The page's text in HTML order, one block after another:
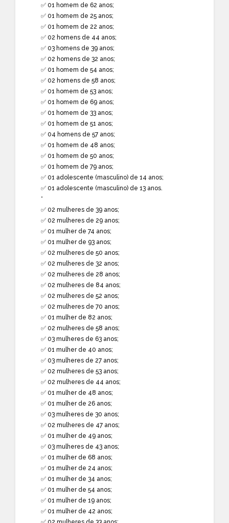
✅ 01 homem de 62 anos;
✅ 01 homem de 25 anos;
✅ 01 homem de 22 anos;
✅ 02 homens de 44 anos;
✅ 03 homens de 39 anos;
✅ 02 homens de 32 anos;
✅ 01 homem de 54 anos;
✅ 02 homens de 58 anos;
✅ 01 homem de 53 anos;
✅ 01 homem de 69 anos;
✅ 01 homem de 33 anos;
✅ 01 homem de 51 anos;
✅ 04 homens de 57 anos;
✅ 01 homem de 48 anos;
✅ 01 homem de 50 anos;
✅ 01 homem de 79 anos;
✅ 01 adolescente (masculino) de 14 anos;
✅ 01 adolescente (masculino) de 13 anos.
*
✅ 02 mulheres de 39 anos;
✅ 02 mulheres de 29 anos;
✅ 01 mulher de 74 anos;
✅ 01 mulher de 93 anos;
✅ 02 mulheres de 50 anos;
✅ 02 mulheres de 32 anos;
✅ 02 mulheres de 28 anos;
✅ 02 mulheres de 84 anos;
✅ 02 mulheres de 52 anos;
✅ 02 mulheres de 70 anos;
✅ 01 mulher de 82 anos;
✅ 02 mulheres de 58 anos;
✅ 03 mulheres de 63 anos;
✅ 01 mulher de 40 anos;
✅ 03 mulheres de 27 anos;
✅ 02 mulheres de 53 anos;
✅ 02 mulheres de 44 anos;
✅ 01 mulher de 48 anos;
✅ 01 mulher de 26 anos;
✅ 03 mulheres de 30 anos;
✅ 02 mulheres de 47 anos;
✅ 01 mulher de 49 anos;
✅ 03 mulheres de 43 anos;
✅ 01 mulher de 68 anos;
✅ 01 mulher de 24 anos;
✅ 01 mulher de 34 anos;
✅ 01 mulher de 54 anos;
✅ 01 mulher de 19 anos;
✅ 01 mulher de 42 anos;